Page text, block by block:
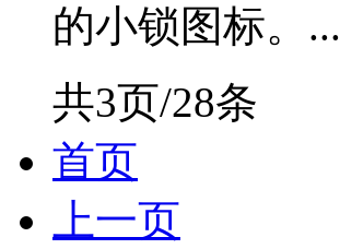
的小锁图标。...
共3页/28条
首页
上一页